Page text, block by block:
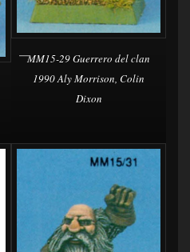
MM15-29 Guerrero del clan
1990 Aly Morrison, Colin
Dixon